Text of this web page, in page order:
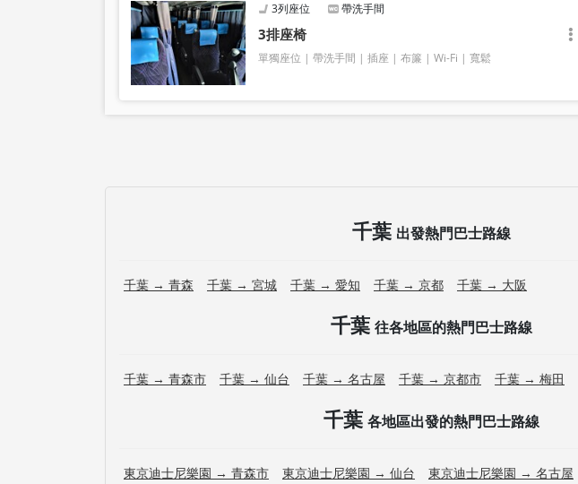
3列座位 帶洗手間
3排座椅
單獨座位 帶洗手間 插座 布簾 Wi-Fi 寬鬆
千葉 出發熱門巴士路線
千葉 → 青森 千葉 → 宮城 千葉 → 愛知 千葉 → 京都 千葉 → 大阪
千葉 往各地區的熱門巴士路線
千葉 → 青森市 千葉 → 仙台 千葉 → 名古屋 千葉 → 京都市 千葉 → 梅田
千葉 各地區出發的熱門巴士路線
東京迪士尼樂園 → 青森市 東京迪士尼樂園 → 仙台
東京迪士尼樂園 → 名古屋